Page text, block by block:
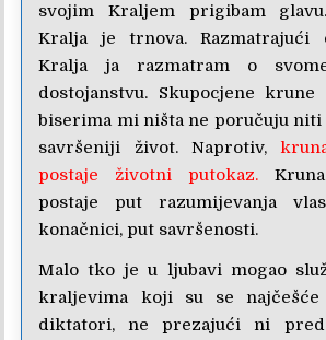
svojim Kraljem prigibam
Kralja je trnova.
Kralja ja razmatram o
dostojanstvu. Skupocjene
biserima mi ništa ne poručuju niti
savršeniji život. Naprotiv,
postaje životni putokaz.
postaje put razumijevanja
konačnici, put savršenosti.
Malo tko je u ljubavi mogao
kraljevima koji su se najčešće
diktatori, ne prezajući ni